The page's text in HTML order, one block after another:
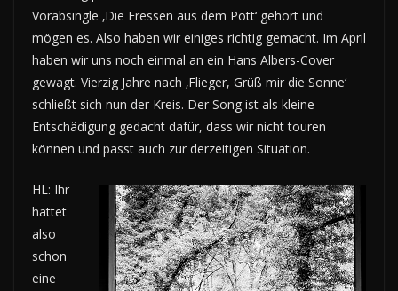
Vorabsingle ‚Die Fressen aus dem Pott‘ gehört und
mögen es. Also haben wir einiges richtig gemacht. Im April
haben wir uns noch einmal an ein Hans Albers-Cover
gewagt. Vierzig Jahre nach ‚Flieger, Grüß mir die Sonne‘
schließt sich nun der Kreis. Der Song ist als kleine
Entschädigung gedacht dafür, dass wir nicht touren
können und passt auch zur derzeitigen Situation.
HL: Ihr
hattet
also
schon
eine